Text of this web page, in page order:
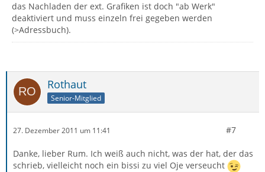
das Nachladen der ext. Grafiken ist doch "ab Werk"
deaktiviert und muss einzeln frei gegeben werden
(>Adressbuch).
Rothaut
Senior-Mitglied
27. Dezember 2011 um 11:41 #7
Danke, lieber Rum. Ich weiß auch nicht, was der hat, der das
schrieb, vielleicht noch ein bissi zu viel Oje verseucht